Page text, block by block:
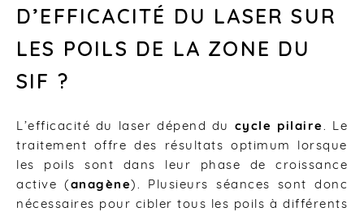
D’EFFICACITÉ DU LASER SUR
LES POILS DE LA ZONE DU
SIF ?
L’efficacité du laser dépend du cycle pilaire. Le
traitement offre des résultats optimum lorsque
les poils sont dans leur phase de croissance
active ( anagène). Plusieurs séances sont donc
nécessaires pour cibler tous les poils à différents